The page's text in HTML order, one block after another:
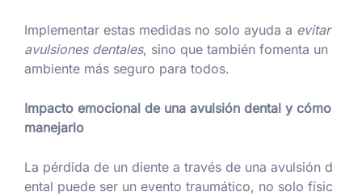
Implementar estas medidas no solo ayuda a evitar
avulsiones dentales, sino que también fomenta un
ambiente más seguro para todos.
Impacto emocional de una avulsión dental y cómo
manejarlo
La pérdida de un diente a través de una avulsión d
ental puede ser un evento traumático, no solo físic